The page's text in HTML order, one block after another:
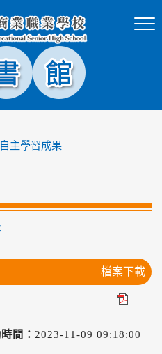
自主學習成果
檔案下載
間： 2023-11-09 09:18:00